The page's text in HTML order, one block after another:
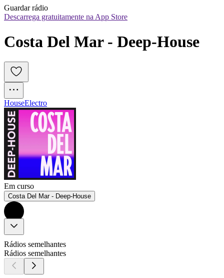
Guardar rádio
Descarrega gratuitamente na App Store
Costa Del Mar - Deep-House
HouseElectro
Em curso
Costa Del Mar - Deep-House
Rádios semelhantes
Rádios semelhantes